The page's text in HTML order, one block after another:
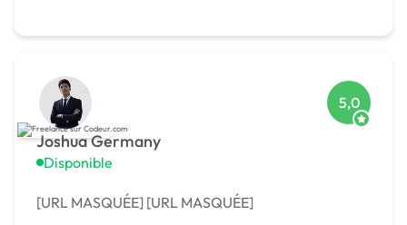
Joshua Germany
Disponible
5,0
[URL MASQUÉE] [URL MASQUÉE]